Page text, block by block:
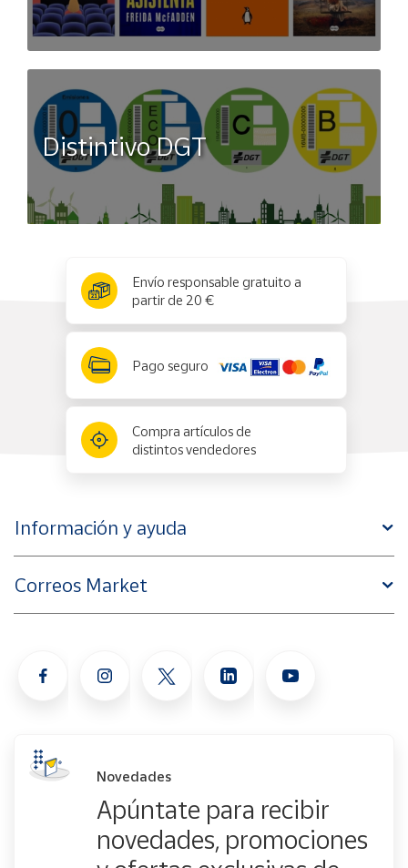
Distintivo DGT
Envío responsable gratuito a
partir de 20 €
Pago seguro
Compra artículos de
distintos vendedores
Información y ayuda
Correos Market
Novedades
Apúntate para recibir
novedades, promociones